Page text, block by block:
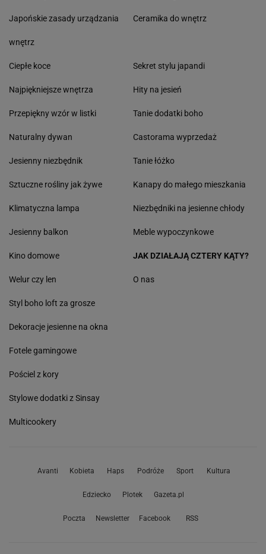
Japońskie zasady urządzania
wnętrz
Ceramika do wnętrz
Ciepłe koce
Najpiękniejsze wnętrza
Przepiękny wzór w listki
Naturalny dywan
Jesienny niezbędnik
Sztuczne rośliny jak żywe
Klimatyczna lampa
Jesienny balkon
Sekret stylu japandi
Hity na jesień
Tanie dodatki boho
Castorama wyprzedaż
Tanie łóżko
Kanapy do małego mieszkania
Niezbędniki na jesienne chłody
Meble wypoczynkowe
Kino domowe
Welur czy len
Styl boho loft za grosze
Dekoracje jesienne na okna
Fotele gamingowe
Pościel z kory
Stylowe dodatki z Sinsay
Multicookery
JAK DZIAŁAJĄ CZTERY KĄTY?
O nas
Avanti Kobieta Haps Podróże Sport Kultura
Edziecko Plotek Gazeta.pl
Poczta Newsletter Facebook RSS